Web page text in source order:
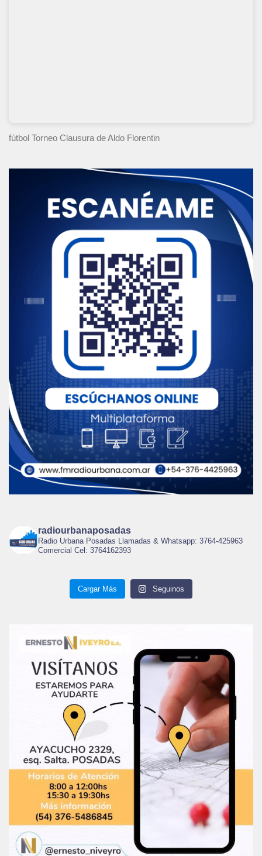
fútbol Torneo Clausura de Aldo Florentin
radiourbanaposadas
Radio Urbana Posadas Llamadas & Whatsapp: 3764-425963
Comercial Cel: 3764162393
Cargar Más Seguinos